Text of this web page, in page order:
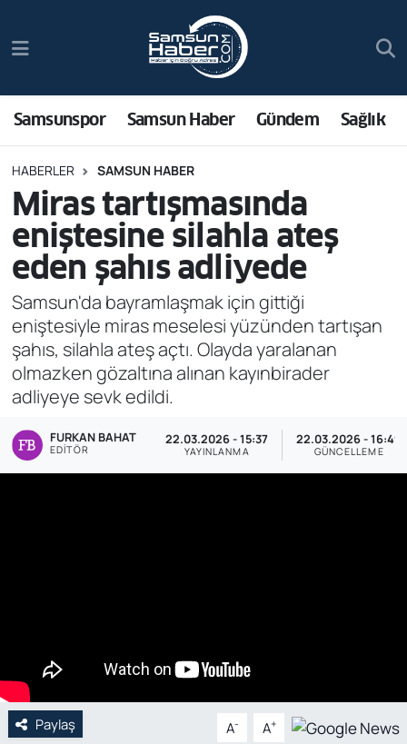
Samsunspor Samsun Haber Gündem Sağlık
HABERLER SAMSUN HABER
Miras tartışmasında
eniştesine silahla ateş
eden şahıs adliyede
Samsun'da bayramlaşmak için gittiği
eniştesiyle miras meselesi yüzünden tartışan
şahıs, silahla ateş açtı. Olayda yaralanan
olmazken gözaltına alınan kayınbirader
adliyeye sevk edildi.
FURKAN BAHAT
EDITÖR
22.03.2026 - 15:37
YAYINLANMA
22.03.2026 - 16:49
GÜNCELLEME
Paylaş A- A+
Samsun Haber
Sağlık
Asayiş
Bilim ve Teknoloji
Bölge
Dünya
Ekonomi
Genel
Spor
Web Tv
Trafik Durumu
Süper Lig Puan Durumu ve Fikstür
Tüm Manşetler
Son Dakika Haberleri
Haber Arşivi